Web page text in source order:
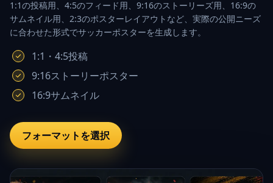
1:1の投稿用、4:5のフィード用、9:16のストーリーズ用、16:9の
サムネイル用、2:3のポスターレイアウトなど、実際の公開ニーズ
に合わせた形式でサッカーポスターを生成します。
1:1・4:5投稿
9:16ストーリーポスター
16:9サムネイル
フォーマットを選択